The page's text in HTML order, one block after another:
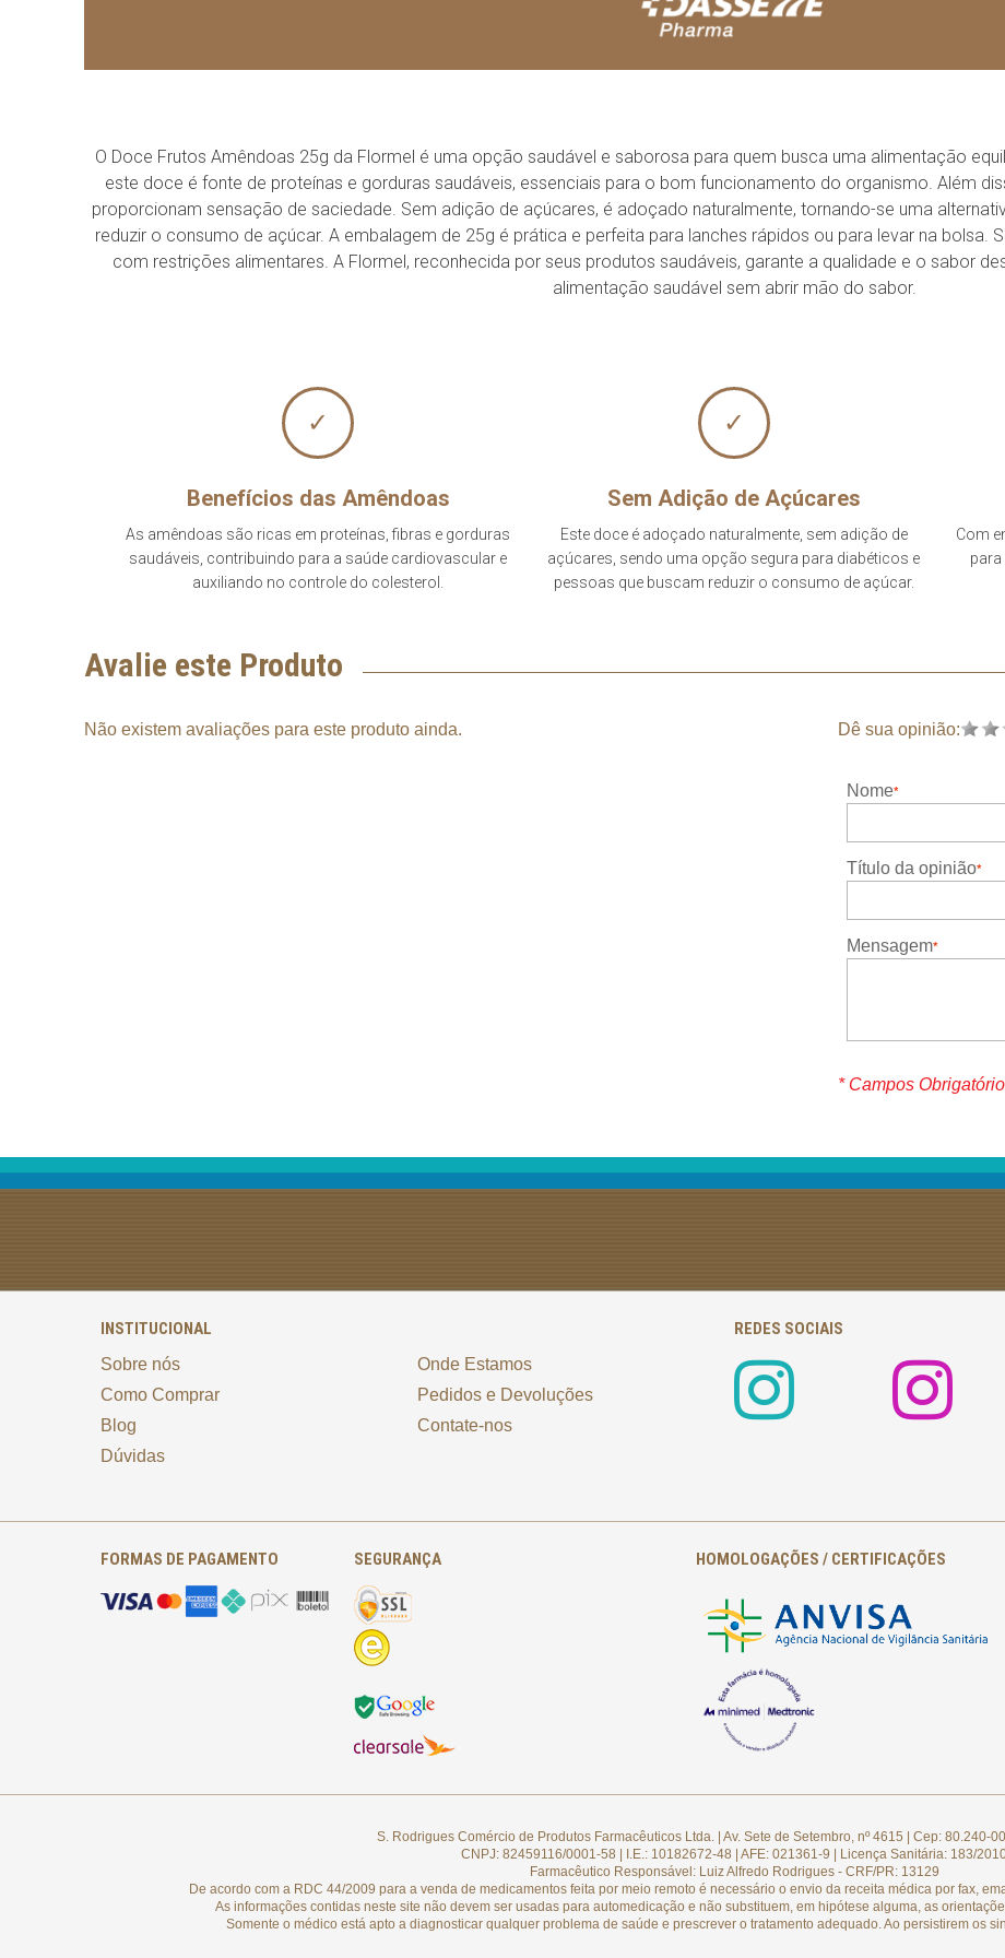
O Doce Frutos Amêndoas 25g da Flormel é uma opção saudável e saborosa para quem busca uma alimentação
este doce é fonte de proteínas e gorduras saudáveis, essenciais para o bom funcionamento do organismo. Além
proporcionam sensação de saciedade. Sem adição de açúcares, é adoçado naturalmente, tornando-se uma
reduzir o consumo de açúcar. A embalagem de 25g é prática e perfeita para lanches rápidos ou para levar na bolsa.
com restrições alimentares. A Flormel, reconhecida por seus produtos saudáveis, garante a qualidade e o sabor
alimentação saudável sem abrir mão do sabor.
✓
Benefícios das Amêndoas
As amêndoas são ricas em proteínas, fibras e gorduras
saudáveis, contribuindo para a saúde cardiovascular e
auxiliando no controle do colesterol.
✓
Sem Adição de Açúcares
Este doce é adoçado naturalmente, sem adição de
açúcares, sendo uma opção segura para diabéticos e
pessoas que buscam reduzir o consumo de açúcar.
Com
para
Avalie este Produto
Não existem avaliações para este produto ainda. Dê sua opinião:
Nome
Título da opinião
Mensagem
* Campos
INSTITUCIONAL
Sobre nós
Como Comprar
Blog
Dúvidas
Onde Estamos
Pedidos e Devoluções
Contate-nos
REDES SOCIAIS
FORMAS DE PAGAMENTO SEGURANÇA HOMOLOGAÇÕES / CERTIFICAÇÕES
S. Rodrigues Comércio de Produtos Farmacêuticos Ltda. | Av. Sete de Setembro, nº 4615 | Cep: 80.240-
CNPJ: 82459116/0001-58 | I.E.: 10182672-48 | AFE: 021361-9 | Licença Sanitária: 183/
Farmacêutico Responsável: Luiz Alfredo Rodrigues - CRF/PR: 13129
De acordo com a RDC 44/2009 para a venda de medicamentos feita por meio remoto é necessário o envio da receita médica por fax,
As informações contidas neste site não devem ser usadas para automedicação e não substituem, em hipótese alguma, as
Somente o médico está apto a diagnosticar qualquer problema de saúde e prescrever o tratamento adequado. Ao persistirem os